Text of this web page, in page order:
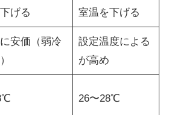
げる 室温を下げる
安価（弱冷
設定温度による
が高め
26〜28℃